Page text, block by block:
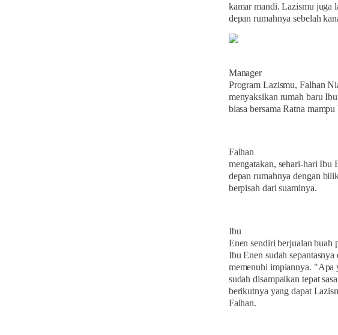
kamar mandi. Lazismu juga
depan rumahnya sebelah
Manager
Program Lazismu, Falhan
menyaksikan rumah baru
biasa bersama Ratna
Falhan
mengatakan, sehari-hari Ibu
depan rumahnya dengan
berpisah dari suaminya.
Ibu
Enen sendiri berjualan buah
Ibu Enen sudah
memenuhi impiannya. "Apa
sudah disampaikan tepat
berikutnya yang dapat
Falhan.